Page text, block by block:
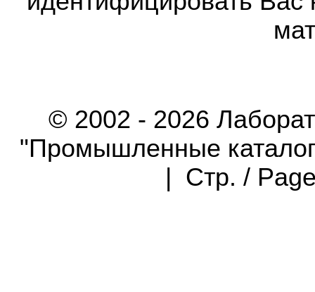
© 2002 - 2026
"Промышленные
| Стр. /